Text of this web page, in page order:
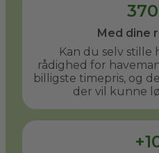
Med dine
Kan du selv stille
rådighed for
billigste timepris, og
der vil kunne